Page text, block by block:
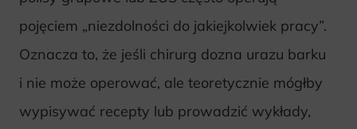
pojęciem „niezdolności do jakiejkolwiek pracy”.
Oznacza to, że jeśli chirurg dozna urazu barku
i nie może operować, ale teoretycznie mógłby
wypisywać recepty lub prowadzić wykłady,